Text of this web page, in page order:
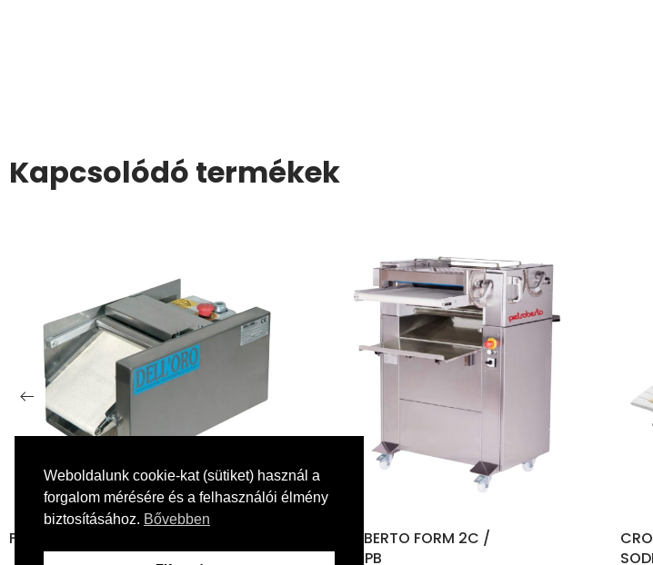
Kapcsolódó termékek
4C + UPB
CROYMAT CROISSANT
Weboldalunk cookie-kat (sütiket) használ a
forgalom mérésére és a felhasználói élmény
biztosításához. Bővebben